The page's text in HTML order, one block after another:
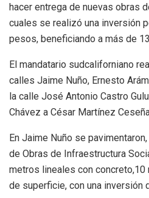
hacer entrega de nuevas obras
cuales se realizó una inversión
pesos, beneficiando a más de
El mandatario sudcaliforniano
calles Jaime Nuño, Ernesto
la calle José Antonio Castro
Chávez a César Martínez
En Jaime Nuño se
de Obras de Infraestructura
metros lineales con
de superficie, con una inversión